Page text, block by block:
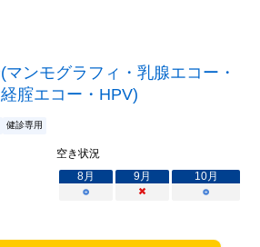
ンモグラフィ・乳腺エコー・
腟エコー・HPV)
健診専用
空き状況
8月 9月 10月
○
× ○